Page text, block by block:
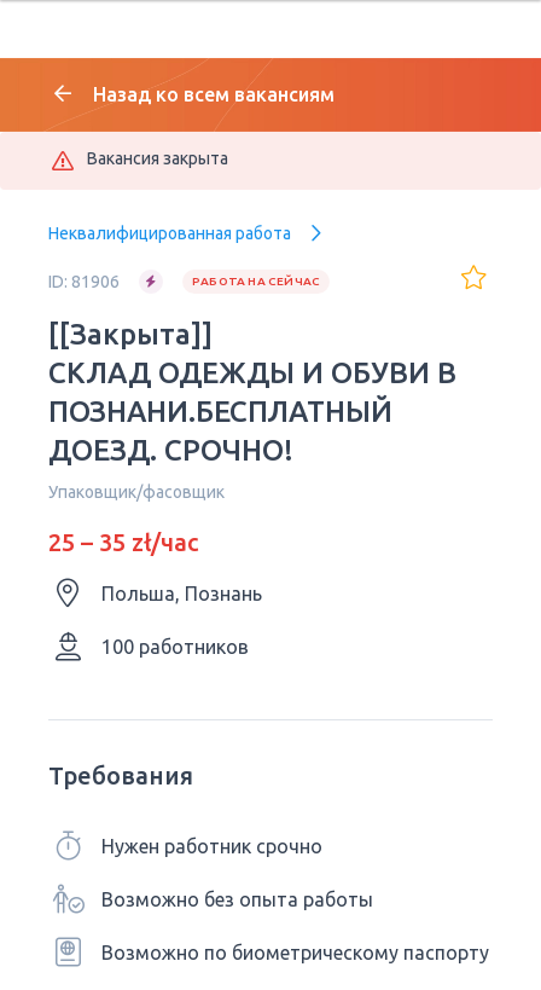
Назад ко всем вакансиям
Вакансия закрыта
Неквалифицированная работа
ID: 81906 РАБОТА НА СЕЙЧАС
[[Закрыта]]
СКЛАД ОДЕЖДЫ И ОБУВИ В
ПОЗНАНИ.БЕСПЛАТНЫЙ
ДОЕЗД. СРОЧНО!
Упаковщик/фасовщик
25 – 35 zł/час
Польша, Познань
100 работников
Требования
Нужен работник срочно
Возможно без опыта работы
Возможно по биометрическому паспорту